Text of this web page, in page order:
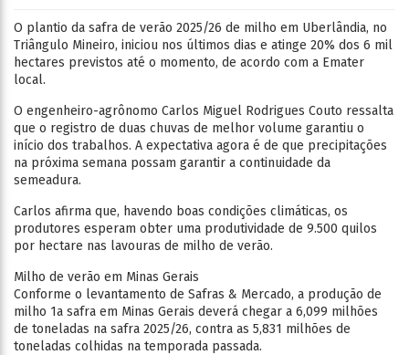
O plantio da safra de verão 2025/26 de milho em Uberlândia, no
Triângulo Mineiro, iniciou nos últimos dias e atinge 20% dos 6 mil
hectares previstos até o momento, de acordo com a Emater
local.
O engenheiro-agrônomo Carlos Miguel Rodrigues Couto ressalta
que o registro de duas chuvas de melhor volume garantiu o
início dos trabalhos. A expectativa agora é de que precipitações
na próxima semana possam garantir a continuidade da
semeadura.
Carlos afirma que, havendo boas condições climáticas, os
produtores esperam obter uma produtividade de 9.500 quilos
por hectare nas lavouras de milho de verão.
Milho de verão em Minas Gerais
Conforme o levantamento de Safras & Mercado, a produção de
milho 1a safra em Minas Gerais deverá chegar a 6,099 milhões
de toneladas na safra 2025/26, contra as 5,831 milhões de
toneladas colhidas na temporada passada.